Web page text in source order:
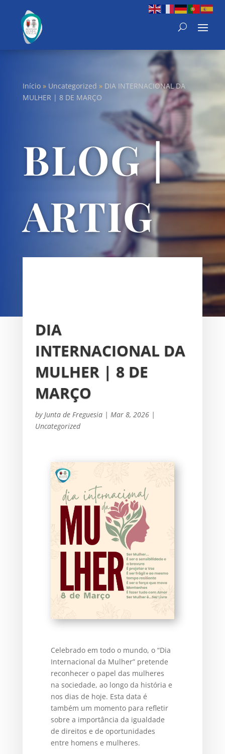
Início» Uncategorized » DIA INTERNACIONAL DA
MULHER | 8 DE MARÇO
BLOG |
ARTIG
OS
DIA
INTERNACIONAL DA
MULHER | 8 DE
MARÇO
by Junta de Freguesia| Mar 8, 2026|
Uncategorized
Celebrado em todo o mundo, o “Dia
Internacional da Mulher” pretende
reconhecer o papel das mulheres
na sociedade, ao longo da história e
nos dias de hoje. Esta data é
também um momento para refletir
sobre a importância da igualdade
de direitos e de oportunidades
entre homens e mulheres.